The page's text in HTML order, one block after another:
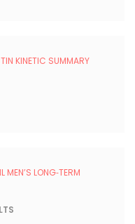
KINETIC SUMMARY
MEN’S LONG‑TERM